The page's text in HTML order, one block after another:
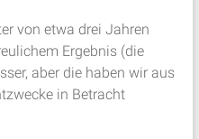
von etwa drei Jahren
Ergebnis (die
aber die haben wir aus
in Betracht